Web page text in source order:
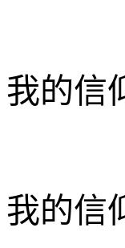
我的信
我的信